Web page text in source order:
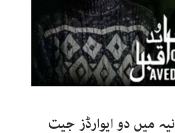
میں دو ایوارڈز جیت